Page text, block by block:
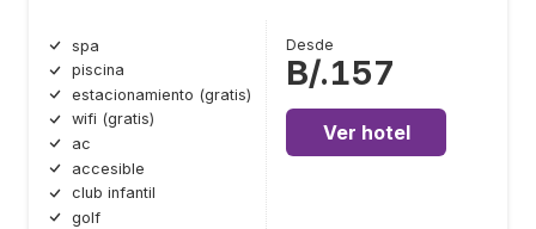
spa
piscina
estacionamiento (gratis)
wifi (gratis)
ac
accesible
club infantil
golf
Desde
B/.157
Ver hotel